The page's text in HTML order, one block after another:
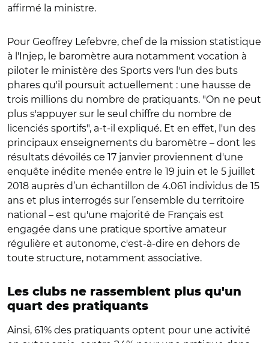
affirmé la ministre.
Pour Geoffrey Lefebvre, chef de la mission statistique
à l'Injep, le baromètre aura notamment vocation à
piloter le ministère des Sports vers l'un des buts
phares qu'il poursuit actuellement : une hausse de
trois millions du nombre de pratiquants. "On ne peut
plus s'appuyer sur le seul chiffre du nombre de
licenciés sportifs", a-t-il expliqué. Et en effet, l'un des
principaux enseignements du baromètre – dont les
résultats dévoilés ce 17 janvier proviennent d'une
enquête inédite menée entre le 19 juin et le 5 juillet
2018 auprès d’un échantillon de 4.061 individus de 15
ans et plus interrogés sur l’ensemble du territoire
national – est qu'une majorité de Français est
engagée dans une pratique sportive amateur
régulière et autonome, c'est-à-dire en dehors de
toute structure, notamment associative.
Les clubs ne rassemblent plus qu'un
quart des pratiquants
Ainsi, 61% des pratiquants optent pour une activité